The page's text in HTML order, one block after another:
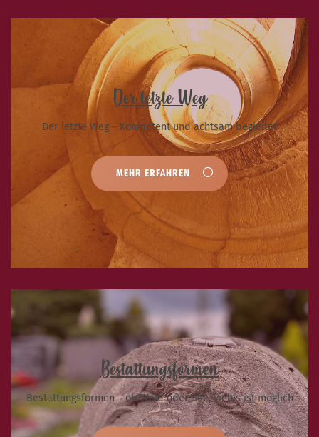
Der letzte Weg
Der letzte Weg – Kompetent und achtsam begleitet
MEHR ERFAHREN
Bestattungsformen
Bestattungsformen – ob Wald oder See, vieles ist möglich